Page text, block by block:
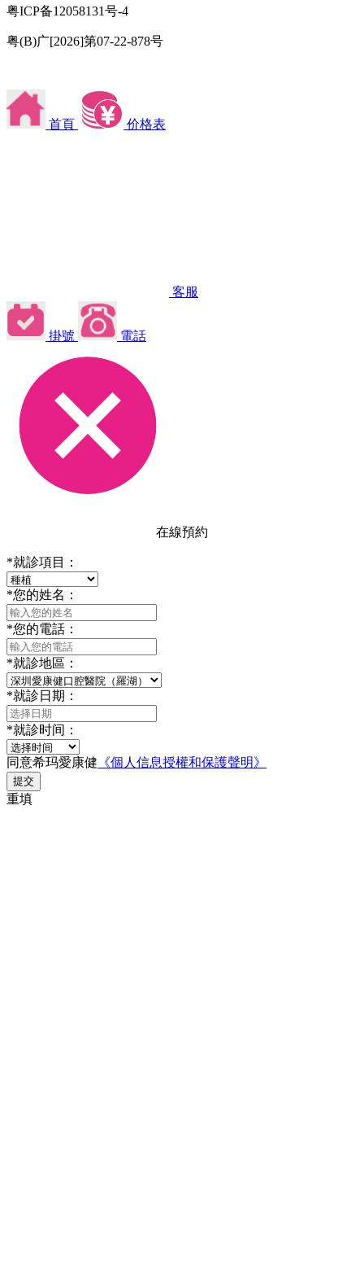
粤ICP备12058131号-4
粤(B)广[2026]第07-22-878号
首頁 价格表
客服
掛號 電話
在線預約
*就診項目：
*您的姓名：
*您的電話：
*就診地區：
*就診日期：
*就診时间：
同意希玛愛康健 《個人信息授權和保護聲明》
提交
重填